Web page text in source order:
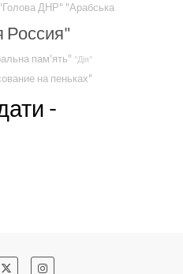
"Голова ДНР" "Арабська
Россия"
пам'ять" "Дія"
на пеньках"
-